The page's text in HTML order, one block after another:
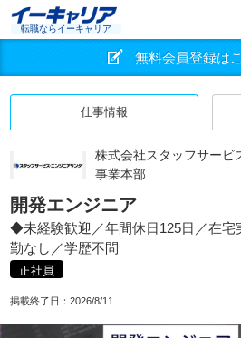
転職ならイーキャリア
無料会員登録は
仕事情報
株式会社スタッフサー
事業本部
開発エンジニア
◆未経験歓迎／年間休日125日／在宅
勤なし／学歴不問
正社員
掲載終了日： 2026/8/11